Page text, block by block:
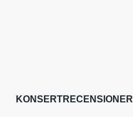
KONSERTRECENSIONER